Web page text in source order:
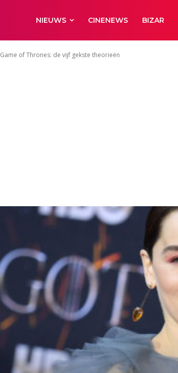
NIEUWS CINENEWS BIZAR
Game of Thrones: de vijf gekste theorieën